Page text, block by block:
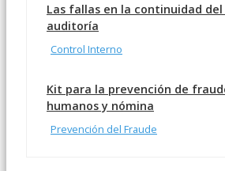
Las fallas en la continuidad
auditoría
Control Interno
Kit para la prevención de
humanos y nómina
Prevención del Fraude